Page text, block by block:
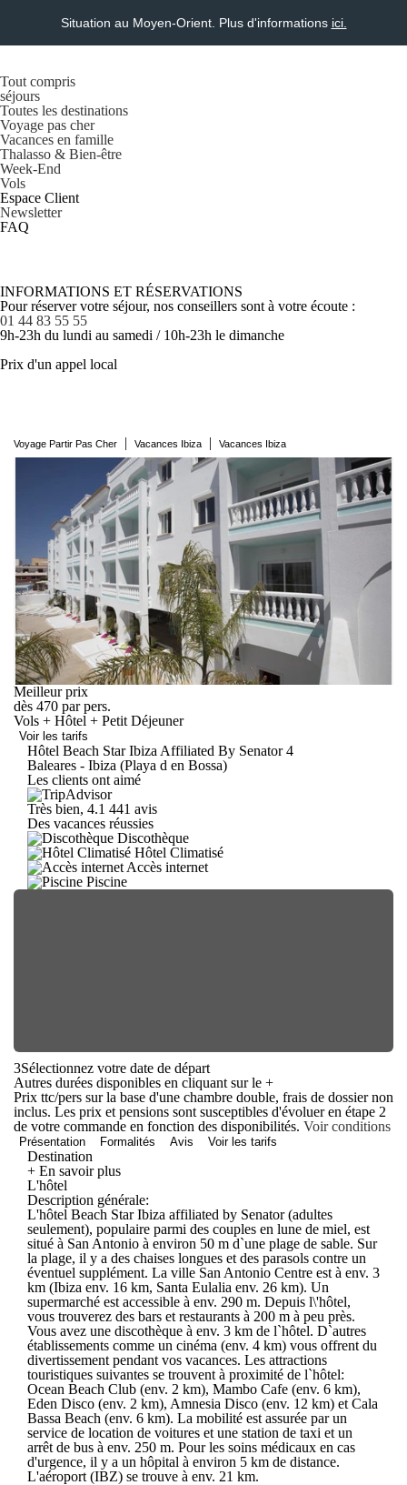
Situation au Moyen-Orient. Plus d'informations ici.
Tout compris
séjours
Toutes les destinations
Voyage pas cher
Vacances en famille
Thalasso & Bien-être
Week-End
Vols
Espace Client
Newsletter
FAQ
INFORMATIONS ET RÉSERVATIONS
Pour réserver votre séjour, nos conseillers sont à votre écoute :
01 44 83 55 55
9h-23h du lundi au samedi / 10h-23h le dimanche
Prix d'un appel local
Voyage Partir Pas Cher | Vacances Ibiza | Vacances Ibiza
Meilleur prix
dès 470 par pers.
Vols + Hôtel + Petit Déjeuner
Voir les tarifs
Hôtel Beach Star Ibiza Affiliated By Senator4
Baleares - Ibiza (Playa d en Bossa)
Les clients ont aimé
Très bien, 4.1 441 avis
Des vacances réussies
Discothèque
Hôtel Climatisé
Accès internet
Piscine
3Sélectionnez votre date de départ
Autres durées disponibles en cliquant sur le +
Prix ttc/pers sur la base d'une chambre double, frais de dossier non
inclus. Les prix et pensions sont susceptibles d'évoluer en étape 2
de votre commande en fonction des disponibilités. Voir conditions
Présentation Formalités Avis Voir les tarifs
Destination
+ En savoir plus
L'hôtel
Description générale:
L'hôtel Beach Star Ibiza affiliated by Senator (adultes
seulement), populaire parmi des couples en lune de miel, est
situé à San Antonio à environ 50 m d`une plage de sable. Sur
la plage, il y a des chaises longues et des parasols contre un
éventuel supplément. La ville San Antonio Centre est à env. 3
km (Ibiza env. 16 km, Santa Eulalia env. 26 km). Un
supermarché est accessible à env. 290 m. Depuis l\'hôtel,
vous trouverez des bars et restaurants à 200 m à peu près.
Vous avez une discothèque à env. 3 km de l`hôtel. D`autres
établissements comme un cinéma (env. 4 km) vous offrent du
divertissement pendant vos vacances. Les attractions
touristiques suivantes se trouvent à proximité de l`hôtel:
Ocean Beach Club (env. 2 km), Mambo Cafe (env. 6 km),
Eden Disco (env. 2 km), Amnesia Disco (env. 12 km) et Cala
Bassa Beach (env. 6 km). La mobilité est assurée par un
service de location de voitures et une station de taxi et un
arrêt de bus à env. 250 m. Pour les soins médicaux en cas
d'urgence, il y a un hôpital à environ 5 km de distance.
L'aéroport (IBZ) se trouve à env. 21 km.